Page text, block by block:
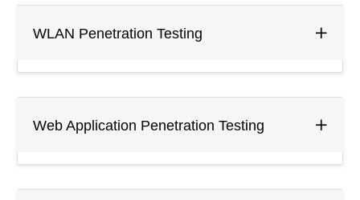
WLAN Penetration Testing
Web Application Penetration Testing